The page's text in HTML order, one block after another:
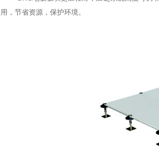
用，节省资源，保护环境。